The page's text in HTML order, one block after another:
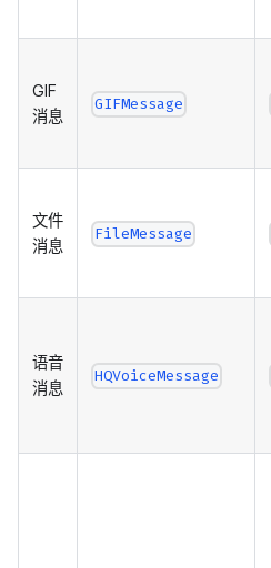
GIF
消息
GIFMessage
文件
消息
FileMessage
语音
消息
HQVoiceMessage